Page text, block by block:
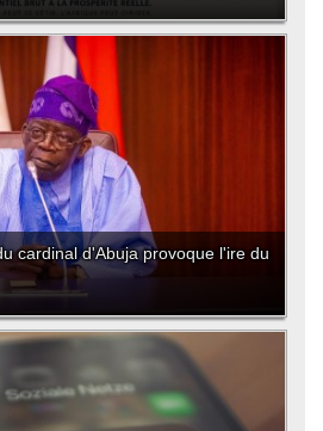
cardinal d'Abuja provoque l'ire du